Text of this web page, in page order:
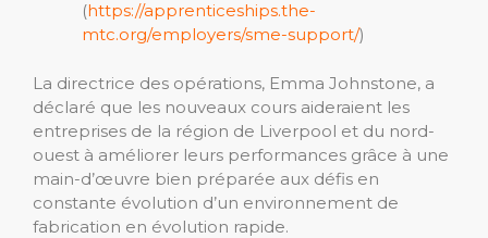
(https://apprenticeships.the-
mtc.org/employers/sme-support/)
La directrice des opérations, Emma Johnstone, a
déclaré que les nouveaux cours aideraient les
entreprises de la région de Liverpool et du nord-
ouest à améliorer leurs performances grâce à une
main-d’œuvre bien préparée aux défis en
constante évolution d’un environnement de
fabrication en évolution rapide.